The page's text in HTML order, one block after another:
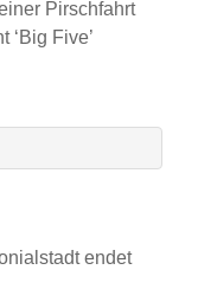
Pirschfahrt
‘Big Five’
endet